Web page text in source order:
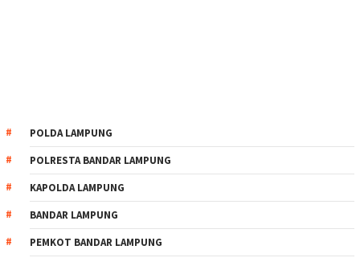
POLDA LAMPUNG
POLRESTA BANDAR LAMPUNG
KAPOLDA LAMPUNG
BANDAR LAMPUNG
PEMKOT BANDAR LAMPUNG